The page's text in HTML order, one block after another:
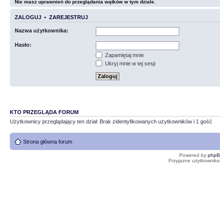
Nie masz uprawnień do przeglądania wątków w tym dziale.
ZALOGUJ • ZAREJESTRUJ
Nazwa użytkownika:
Hasło:
Zapamiętaj mnie
Ukryj mnie w tej sesji
KTO PRZEGLĄDA FORUM
Użytkownicy przeglądający ten dział: Brak zidentyfikowanych użytkowników i 1 gość
Strona główna forum
Powered by
Przyjazne